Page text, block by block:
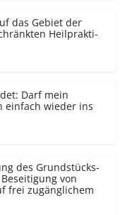
das Gebiet der
Heilprakti­
Darf mein
einfach wieder ins
des Grundstücks­
von
frei zugänglichem